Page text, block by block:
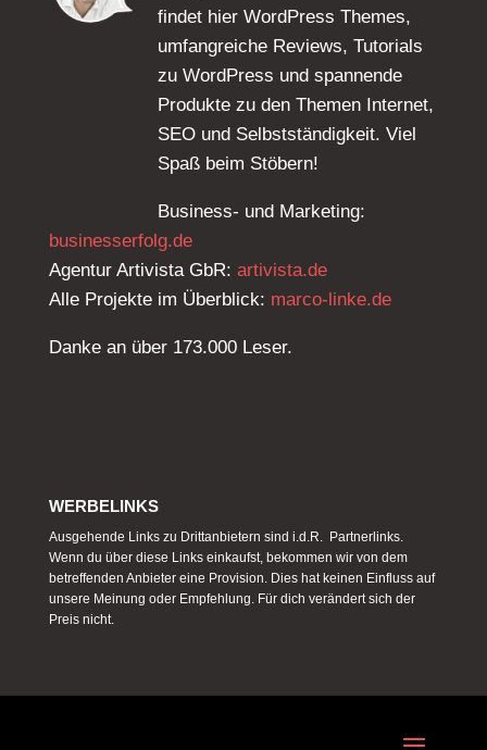
findet hier WordPress Themes,
umfangreiche Reviews, Tutorials
zu WordPress und spannende
Produkte zu den Themen Internet,
SEO und Selbstständigkeit. Viel
Spaß beim Stöbern!
Business- und Marketing:
businesserfolg.de
Agentur Artivista GbR: artivista.de
Alle Projekte im Überblick: marco-linke.de
Danke an über 173.000 Leser.
WERBELINKS
Ausgehende Links zu Drittanbietern sind i.d.R. Partnerlinks.
Wenn du über diese Links einkaufst, bekommen wir von dem
betreffenden Anbieter eine Provision. Dies hat keinen Einfluss auf
unsere Meinung oder Empfehlung. Für dich verändert sich der
Preis nicht.